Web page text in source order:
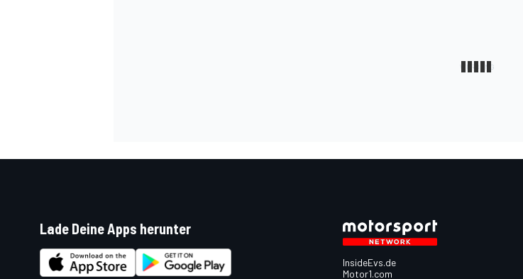
Lade Deine Apps herunter
InsideEvs.de
Motor1.com